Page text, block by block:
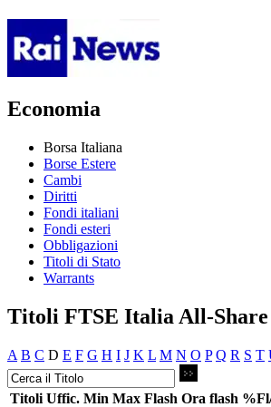
Economia
Borsa Italiana
Borse Estere
Cambi
Diritti
Fondi italiani
Fondi esteri
Obbligazioni
Titoli di Stato
Warrants
Titoli FTSE Italia All-Share
A B C D E F G H I J K L M N O P Q R S T
Titoli Uffic. Min Max Flash Ora flash